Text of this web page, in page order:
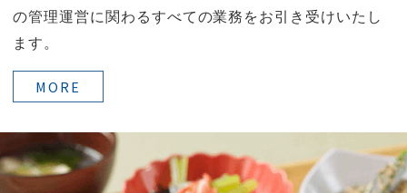
の管理運営に関わるすべての業務をお引き受けいたし
ます。
MORE